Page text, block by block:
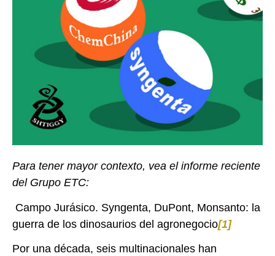
Para tener mayor contexto, vea el informe reciente
del Grupo ETC:
Campo Jurásico. Syngenta, DuPont, Monsanto: la
guerra de los dinosaurios del agronegocio[1]
Por una década, seis multinacionales han